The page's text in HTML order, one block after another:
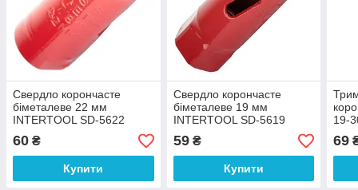
Свердло корончасте
біметалеве 22 мм
INTERTOOL SD-5622
60 ₴
Купити
Свердло корончасте
біметалеве 19 мм
INTERTOOL SD-5619
59₴
Купити
19-
69